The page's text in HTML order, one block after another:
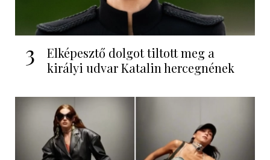
3
Elképesztő dolgot tiltott meg a
királyi udvar Katalin hercegnének